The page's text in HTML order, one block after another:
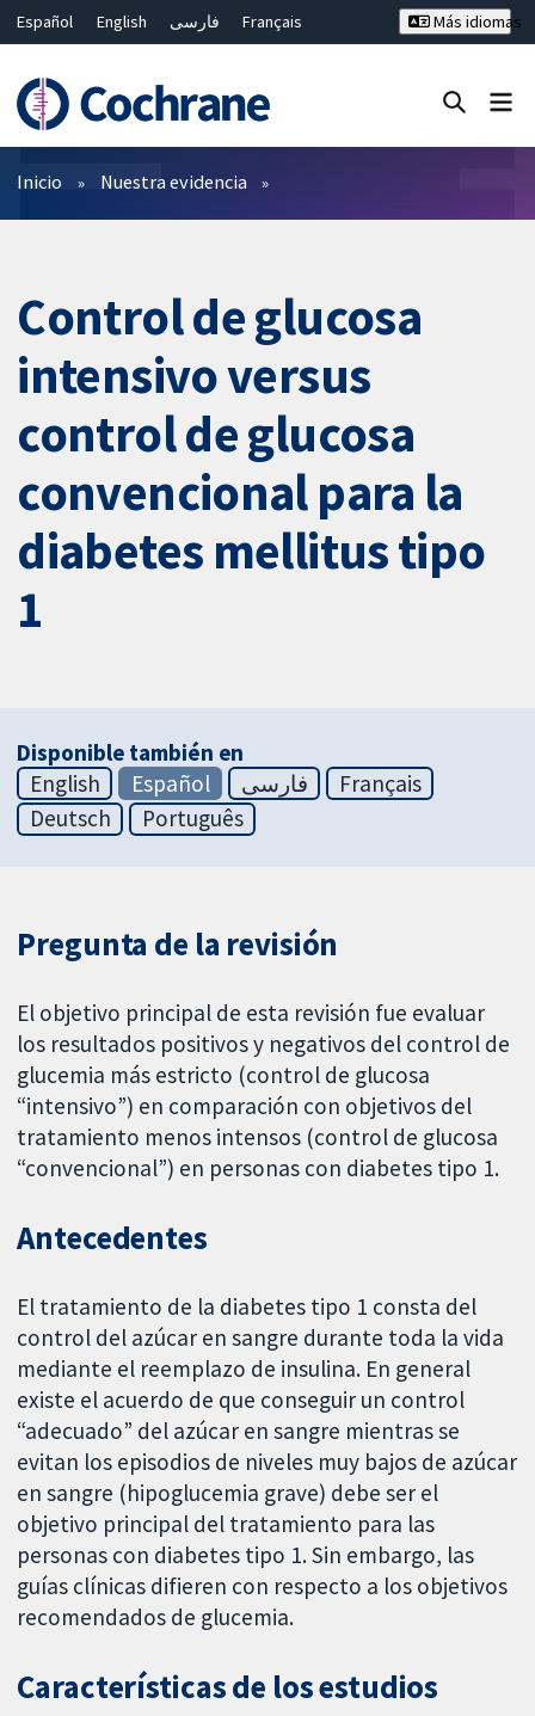
Español English فارسی
Français
Bahasa Malaysia
ไทย 繁體中文
Más idiomas
Filtros
Inicio Nuestra evidencia
Control de glucosa
intensivo versus
control de glucosa
convencional para la
diabetes mellitus tipo
1
Disponible también en
English
Español فارسی
Français
Deutsch
Português
Pregunta de la revisión
El objetivo principal de esta revisión fue evaluar
los resultados positivos y negativos del control de
glucemia más estricto (control de glucosa
“intensivo”) en comparación con objetivos del
tratamiento menos intensos (control de glucosa
“convencional”) en personas con diabetes tipo 1.
Antecedentes
El tratamiento de la diabetes tipo 1 consta del
control del azúcar en sangre durante toda la vida
mediante el reemplazo de insulina. En general
existe el acuerdo de que conseguir un control
“adecuado” del azúcar en sangre mientras se
evitan los episodios de niveles muy bajos de azúcar
en sangre (hipoglucemia grave) debe ser el
objetivo principal del tratamiento para las
personas con diabetes tipo 1. Sin embargo, las
guías clínicas difieren con respecto a los objetivos
recomendados de glucemia.
Características de los estudios